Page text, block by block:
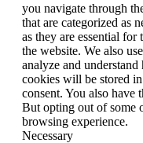
you navigate through
that are categorized as
as they are essential
the website. We also
analyze and
cookies will be stored
consent. You also have
But opting out of some
browsing experience.
Necessary